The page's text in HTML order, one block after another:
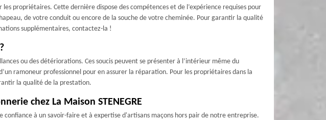
propriétaires. Cette dernière dispose des compétences et de l’expérience requises pour
de votre conduit ou encore de la souche de votre cheminée. Pour garantir la qualité
supplémentaires, contactez-la !
ou des détériorations. Ces soucis peuvent se présenter à l’intérieur même du
ramoneur professionnel pour en assurer la réparation. Pour les propriétaires dans la
la qualité de la prestation.
chez La Maison STENEGRE
confiance à un savoir-faire et à expertise d'artisans maçons hors pair de notre entreprise.